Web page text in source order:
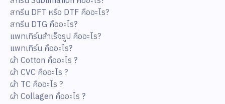
สกรีน DFT หรือ DTF คืออะไร?
สกรีน DTG คืออะไร?
แพทเทิร์นสำเร็จรูป คืออะไร?
แพทเทิร์น คืออะไร?
ผ้า Cotton คืออะไร ?
ผ้า CVC คืออะไร ?
ผ้า TC คืออะไร ?
ผ้า Collagen คืออะไร ?